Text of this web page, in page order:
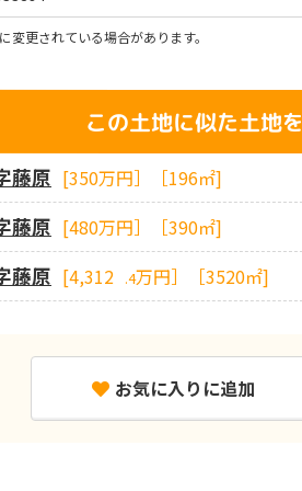
更されている場合があります。
この土地に似た土地を
藤原 [350万円］［196㎡]
藤原 [480万円］［390㎡]
藤原 [4,312 .4万円］［3520㎡]
お気に入りに追加